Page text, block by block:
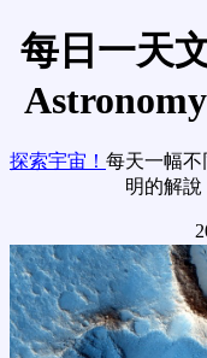
每日一天
探索宇宙！ 每天一幅
明的解說